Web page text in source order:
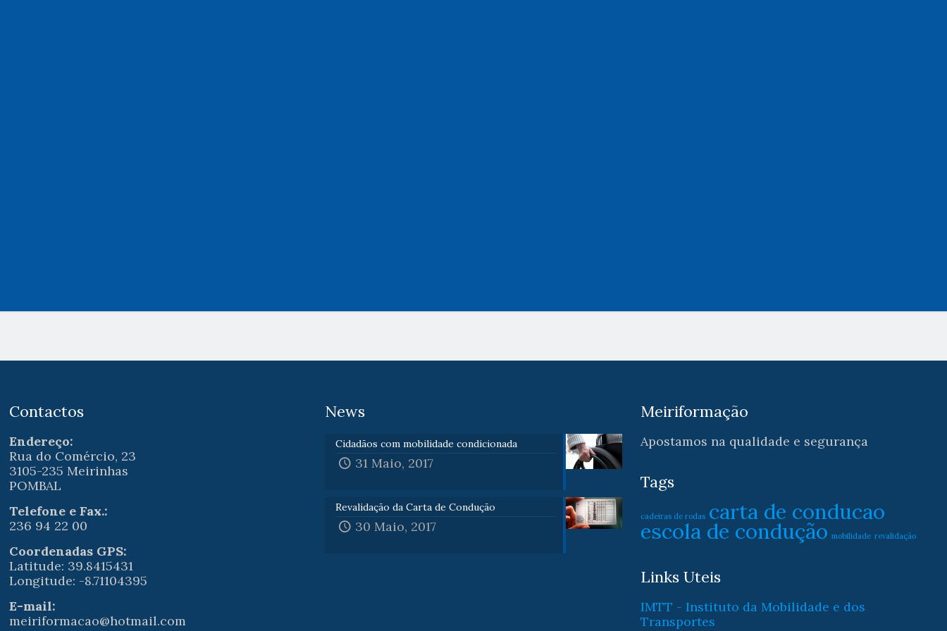
Contactos
Endereço:
Rua do Comércio, 23
3105-235 Meirinhas
POMBAL
Telefone e Fax.:
236 94 22 00
Coordenadas GPS:
Latitude: 39.8415431
Longitude: -8.71104395
E-mail:
meiriformacao@hotmail.com
News
Cidadãos com mobilidade condicionada
31 Maio, 2017
Revalidação da Carta de Condução
30 Maio, 2017
Meiriformação
Apostamos na qualidade e segurança
Tags
cadeiras de rodas carta de conducao
escola de condução mobilidade revalidação
Links Uteis
IMTT - Instituto da Mobilidade e dos
Transportes